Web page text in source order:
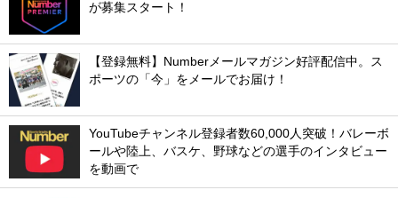
が募集スタート！
【登録無料】Numberメールマガジン好評配信中。ス
ポーツの「今」をメールでお届け！
YouTubeチャンネル登録者数60,000人突破！バレーボ
ールや陸上、バスケ、野球などの選手のインタビュー
を動画で